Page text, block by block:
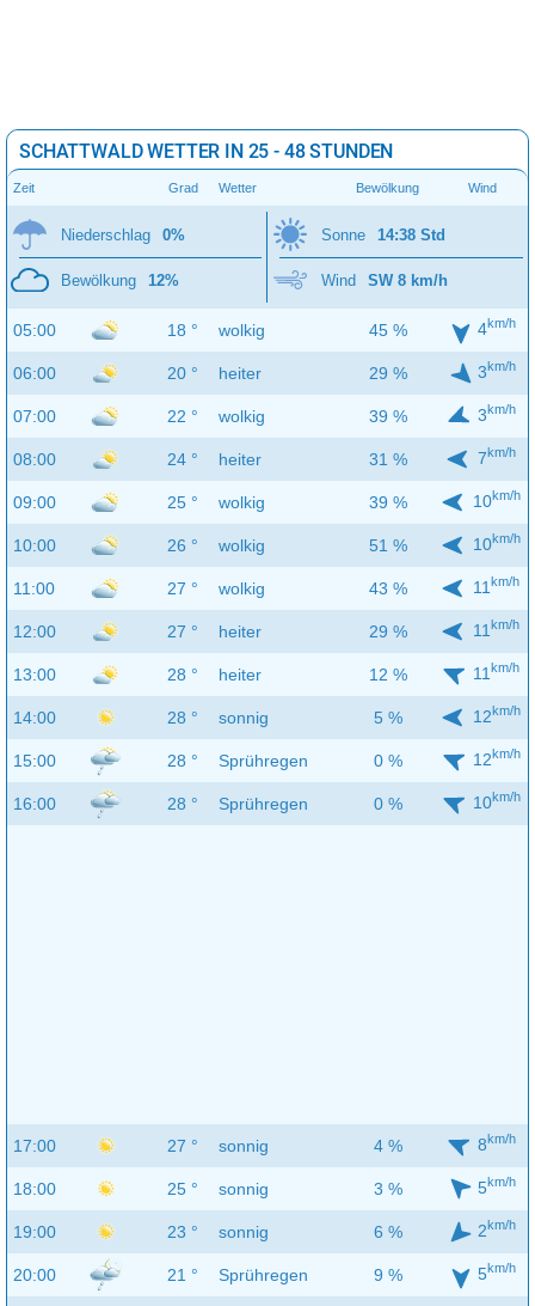
SCHATTWALD WETTER IN 25 - 48 STUNDEN
Zeit Grad Wetter Bewölkung Wind
Niederschlag 0%
Bewölkung 12%
Sonne 14:38 Std
Wind SW 8 km/h
05:00 18 ° wolkig 45 % 4km/h
06:00 20 ° heiter 29 % 3km/h
07:00 22 ° wolkig 39 % 3km/h
08:00 24 ° heiter 31 % 7km/h
09:00 25 ° wolkig 39 % 10km/h
10:00 26 ° wolkig 51 % 10km/h
11:00 27 ° wolkig 43 % 11 km/h
12:00 27 ° heiter 29 % 11 km/h
13:00 28 ° heiter 12 % 11 km/h
14:00 28 ° sonnig 5 % 12km/h
15:00 28 ° Sprühregen 0 % 12km/h
16:00 28 ° Sprühregen 0 % 10km/h
17:00 27 ° sonnig 4 % 8km/h
18:00 25 ° sonnig 3 % 5km/h
19:00 23 ° sonnig 6 % 2km/h
20:00 21 ° Sprühregen 9 % 5km/h